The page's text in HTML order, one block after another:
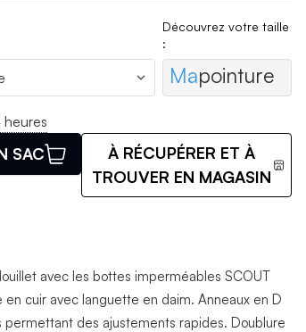
Découvrez votre taille
:
Mapointure
SAC
À RÉCUPÉRER ET À
TROUVER EN MAGASIN
avec les bottes imperméables SCOUT
en cuir avec languette en daim. Anneaux en D
permettant des ajustements rapides. Doublure